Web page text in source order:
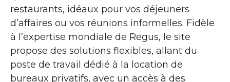
restaurants, idéaux pour vos déjeuners
d’affaires ou vos réunions informelles. Fidèle
à l’expertise mondiale de Regus, le site
propose des solutions flexibles, allant du
poste de travail dédié à la location de
bureaux privatifs, avec un accès à des